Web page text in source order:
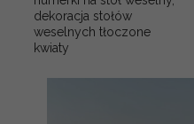
dekoracja stołów
weselnych tłoczone
kwiaty